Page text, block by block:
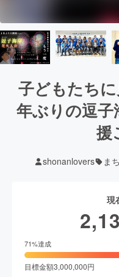
子どもたち
年ぶりの逗
援
shonanlovers ま
現
71%達成
目標金額3,000,000円